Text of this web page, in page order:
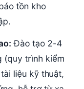
tồn kho
Đào tạo 2-4
(quy trình kiểm
liệu kỹ thuật,